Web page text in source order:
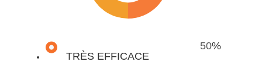
TRÈS EFFICACE
50%